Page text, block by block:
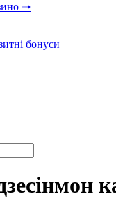
➝
бонуси